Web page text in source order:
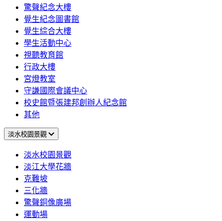
驚聲紀念大樓
覺生紀念圖書館
覺生綜合大樓
學生活動中心
視聽教育館
行政大樓
宮燈教室
守謙國際會議中心
校史館暨張建邦創辦人紀念館
其他
淡水校園景觀
淡水校園景觀
淡江大學花牆
克難坡
三化牆
驚聲銅像廣場
運動場